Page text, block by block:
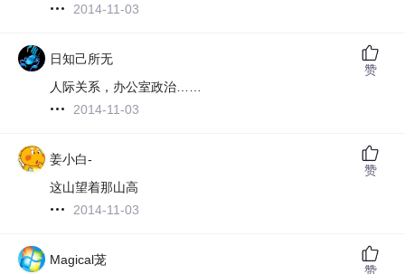
2014-11-03
日知己所无
人际关系，办公室政治……
2014-11-03
赞
姜小白-
这山望着那山高
2014-11-03
赞
Magical茏
赞